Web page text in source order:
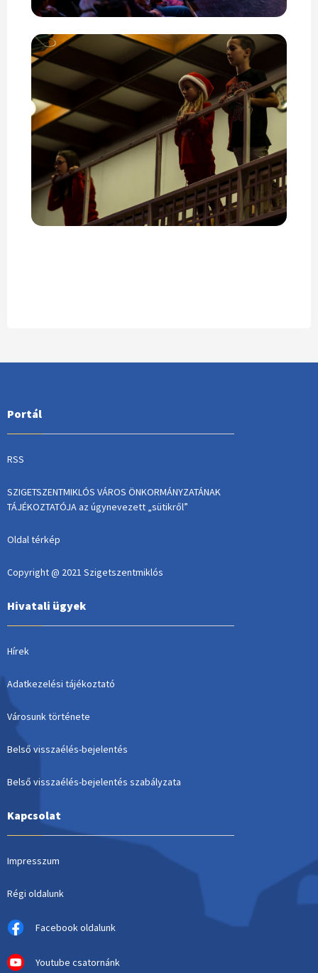
Portál
RSS
SZIGETSZENTMIKLÓS VÁROS ÖNKORMÁNYZATÁNAK
TÁJÉKOZTATÓJA az úgynevezett „sütikről”
Oldal térkép
Copyright @ 2021 Szigetszentmiklós
Hivatali ügyek
Hírek
Adatkezelési tájékoztató
Városunk története
Belső visszaélés-bejelentés
Belső visszaélés-bejelentés szabályzata
Kapcsolat
Impresszum
Régi oldalunk
Facebook oldalunk
Youtube csatornánk